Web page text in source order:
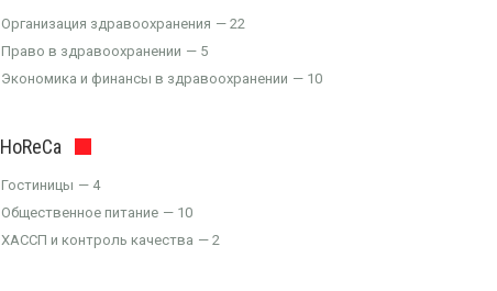
Организация здравоохранения
22
Право в здравоохранении
5
Экономика и финансы в здравоохранении
10
HoReCa
Гостиницы
4
Общественное питание
10
ХАССП и контроль качества
2